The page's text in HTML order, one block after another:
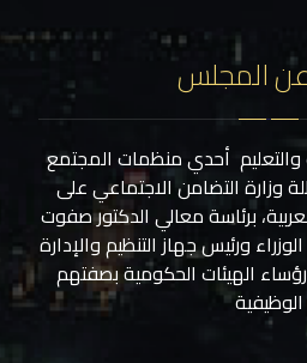
المجلس
والتعليم أحدي منظمات المجتمع
وزارة التضامن الاجتماعي على
برئاسة معالي الدكتور صفوت
ورئيس جهاز التنظيم والإدارة
الهيئات الحكومية بصفتهم
الوظيفية